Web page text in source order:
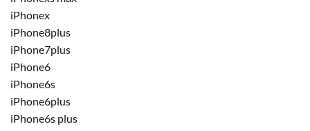
iPhonex
iPhone8plus
iPhone7plus
iPhone6
iPhone6s
iPhone6plus
iPhone6s plus